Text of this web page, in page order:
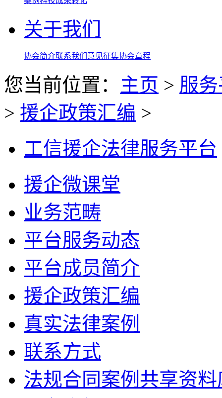
关于我们
协会简介联系我们 意见征集协会章程
您当前位置： 主页 > 服
> 援企政策汇编 >
工信援企法律服务平台
援企微课堂
业务范畴
平台服务动态
平台成员简介
援企政策汇编
真实法律案例
联系方式
法规合同案例共享资料